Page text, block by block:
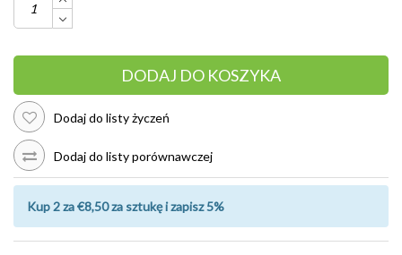
DODAJ DO KOSZYKA
Dodaj do listy życzeń
Dodaj do listy porównawczej
Kup 2 za €8,50 za sztukę i zapisz 5%